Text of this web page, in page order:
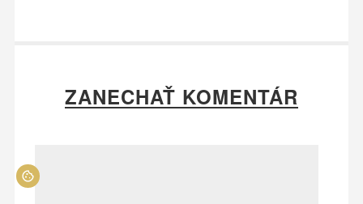
ZANECHAŤ KOMENTÁR